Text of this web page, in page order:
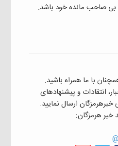
بی صاحب مانده خود باشد.
با ما همراه باشید.
انتقادات و پیشنهادهای
ارسال نمایید.
خبر هرمزگان: